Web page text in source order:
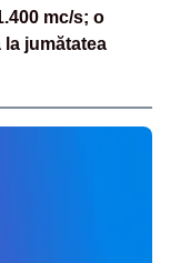
mc/s; o
jumătatea